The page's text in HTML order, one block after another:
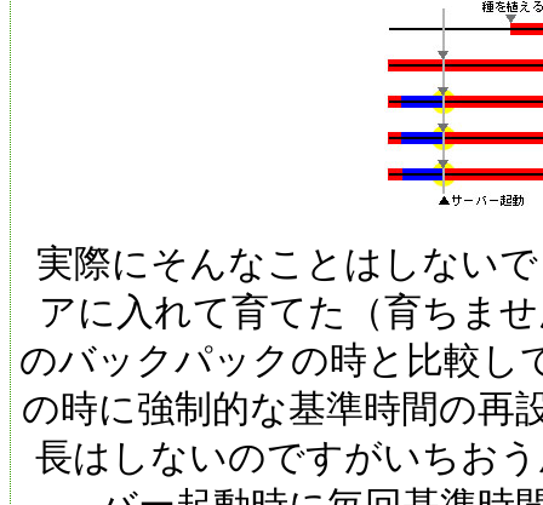
実際にそんなことはしない
アに入れて育てた（育ちま
のバックパックの時と比較し
の時に強制的な基準時間の再
長はしないのですがいちお